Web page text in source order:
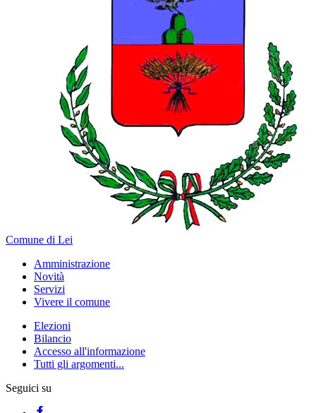
Comune di Lei
Amministrazione
Novità
Servizi
Vivere il comune
Elezioni
Bilancio
Accesso all'informazione
Tutti gli argomenti...
Seguici su